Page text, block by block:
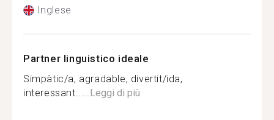
Inglese
Partner linguistico ideale
Simpàtic/a, agradable, divertit/ida,
interessant.....Leggi di più